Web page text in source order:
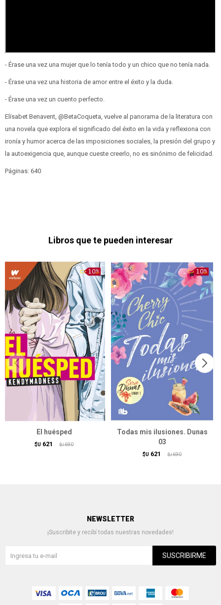
- Érase una vez una mujer que lo tenía todo y un chico que no tenía nada.
- Érase una vez una historia de amor entre el éxito y la duda.
- Érase una vez un cuento perfecto.
Elísabet Benavent, @BetaCoqueta, vuelve al panorama de la literatura con
una novela que explora el significado del éxito en la vida y reflexiona con
ironía y humor acerca de las imposiciones sociales, la presión del grupo y
la autoexigencia que, aunque cueste creerlo, no es sinónimo de felicidad.
Páginas: 640
Libros que te pueden interesar
El huésped
$U 621 $U 690
Todas mis ilusiones. Dunas
03
$U 621 $U 690
NEWSLETTER
¡Suscribite y recibí todas nuestras novedades!
SUSCRIBIRME